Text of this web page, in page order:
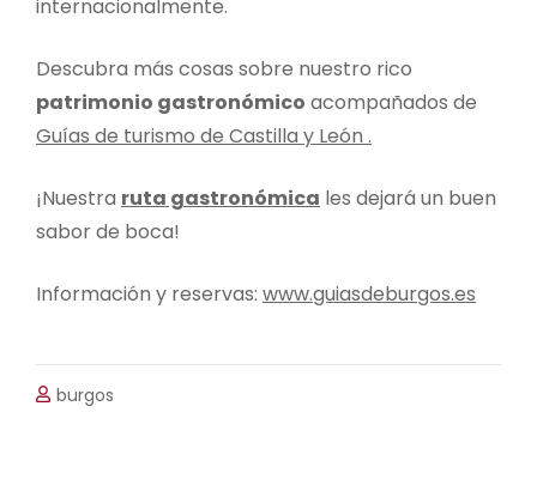
internacionalmente.
Descubra más cosas sobre nuestro rico
patrimonio gastronómico acompañados de
Guías de turismo de Castilla y León .
¡Nuestra ruta gastronómica les dejará un buen
sabor de boca!
Información y reservas: www.guiasdeburgos.es
burgos